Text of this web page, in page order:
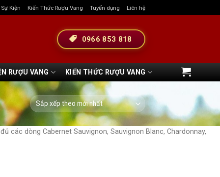
Kiện Kiến Thức Rượu Vang Tuyển dụng Liên hệ
0966 853 818
RƯỢU VANG KIẾN THỨC RƯỢU VANG
các dòng Cabernet Sauvignon, Sauvignon Blanc, Chardonnay,